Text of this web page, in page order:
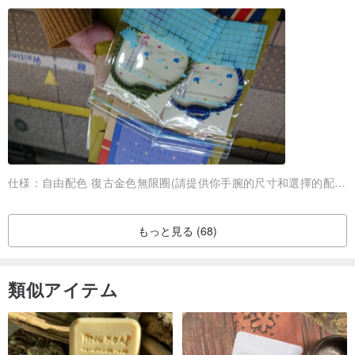
色：（例：22 23色... +）、任意の2色
ブレスレットは、カスタムです、次回を注文してください
き込みの手首サイズに
あなたは色についてのご質問がある場合は
ああ私と連絡することを躊躇しないでください
ああに注意してください。
製品の画面表示だけでなく、光と撮影の間の関係は、わずかに同じ
MESIAによって香港/香港手作り
仕様： 自由配色 復古金色無限圈(請提供你手腕的尺寸和選擇的配色)
もっと見る (68)
類似アイテム